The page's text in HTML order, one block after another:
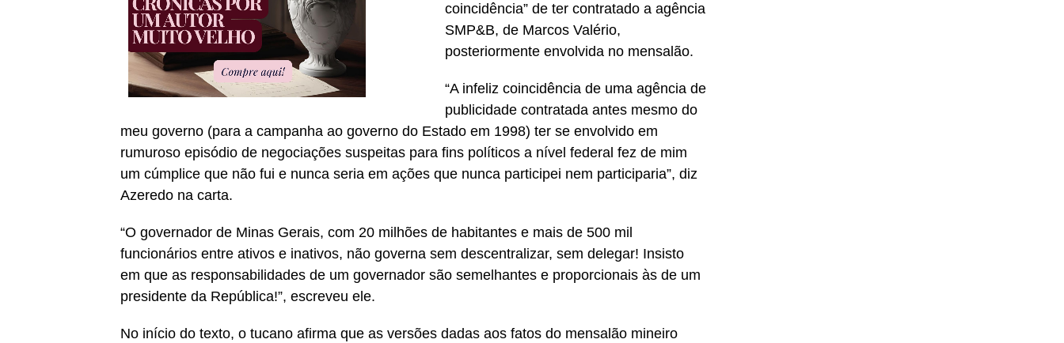
coincidência” de ter contratado a agência
SMP&B, de Marcos Valério,
posteriormente envolvida no mensalão.
“A infeliz coincidência de uma agência de
publicidade contratada antes mesmo do
meu governo (para a campanha ao governo do Estado em 1998) ter se envolvido em
rumuroso episódio de negociações suspeitas para fins políticos a nível federal fez de mim
um cúmplice que não fui e nunca seria em ações que nunca participei nem participaria”, diz
Azeredo na carta.
“O governador de Minas Gerais, com 20 milhões de habitantes e mais de 500 mil
funcionários entre ativos e inativos, não governa sem descentralizar, sem delegar! Insisto
em que as responsabilidades de um governador são semelhantes e proporcionais às de um
presidente da República!”, escreveu ele.
No início do texto, o tucano afirma que as versões dadas aos fatos do mensalão mineiro